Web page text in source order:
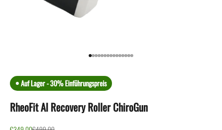
Gehe zu Element 1
Gehe zu Element 2
Gehe zu Element 3
Gehe zu Element 4
Gehe zu Element 5
Gehe zu Element 6
Gehe zu Element 7
Gehe zu Element 8
Gehe zu Element 9
Gehe zu Element 10
Gehe zu Element 11
Gehe zu Element 12
Gehe zu Element 13
Gehe zu Element 14
Gehe zu Element 15
Auf Lager - 30% Einführungspreis
RheoFit AI Recovery Roller ChiroGun